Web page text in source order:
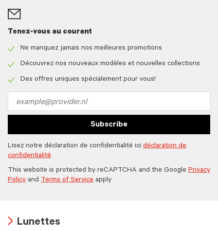
Tenez-vous au courant
icon
Ne manquez jamais nos meilleures promotions
icon
Découvrez nos nouveaux modèles et nouvelles collections
Des offres uniques spécialement pour vous!
address
Subscribe
Lisez notre déclaration de confidentialité ici déclaration de
confidentialité
This website is protected by reCAPTCHA and the Google Privacy
Policy and Terms of Service apply
Lunettes